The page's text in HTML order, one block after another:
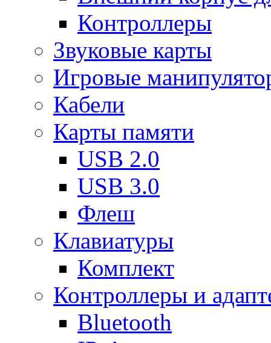
Контроллеры
Звуковые карты
Игровые
Кабели
Карты памяти
USB 2.0
USB 3.0
Флеш
Клавиатуры
Комплект
Контроллеры и
Bluetooth